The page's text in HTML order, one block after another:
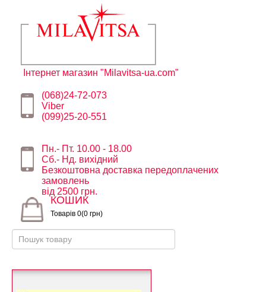
Інтернет магазин "Milavitsa-ua.com"
(068)24-72-073
Viber
(099)25-20-551
Пн.- Пт. 10.00 - 18.00
Сб.- Нд. вихідний
Безкоштовна доставка передоплачених
замовлень
від 2500 грн.
КОШИК
Товарів 0(0 грн)